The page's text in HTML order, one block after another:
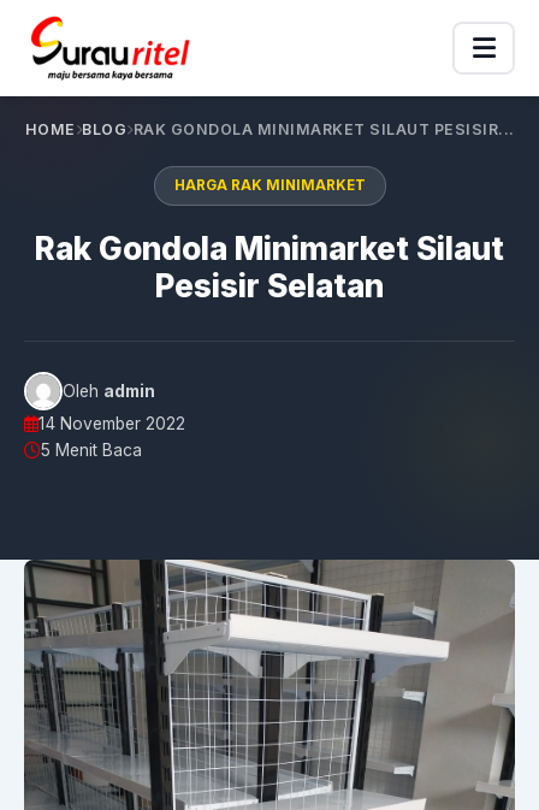
HOME BLOG RAK GONDOLA MINIMARKET SILAUT PESISIR...
HARGA RAK MINIMARKET
Rak Gondola Minimarket Silaut
Pesisir Selatan
Oleh admin
14 November 2022
5 Menit Baca